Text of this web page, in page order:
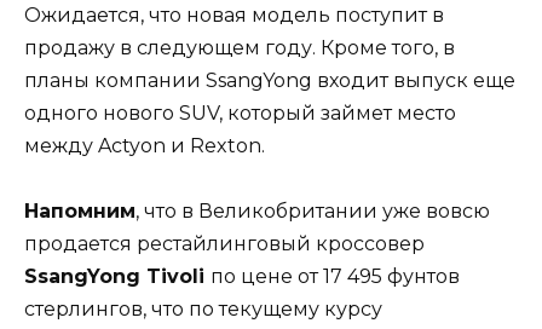
Ожидается, что новая модель поступит в
продажу в следующем году. Кроме того, в
планы компании SsangYong входит выпуск еще
одного нового SUV, который займет место
между Actyon и Rexton.
Напомним, что в Великобритании уже вовсю
продается рестайлинговый кроссовер
SsangYong Tivoli по цене от 17 495 фунтов
стерлингов, что по текущему курсу